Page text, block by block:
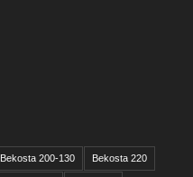
Bekosta 200-130 Bekosta 220